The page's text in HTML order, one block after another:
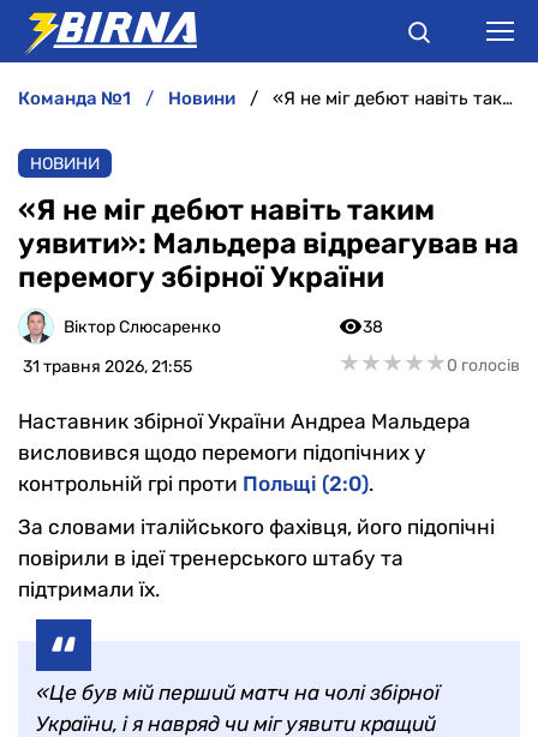
АНАЛІТИКА
ІНТЕРВ'Ю
РІЗНЕ
БУКМЕКЕРИ
команда №1 новини «Я не міг дебют навіть таким уявити»: Мальдера відреагував на перемогу збірної України
НОВИНИ
«Я не міг дебют навіть таким
уявити»: Мальдера відреагував на
перемогу збірної України
Віктор Слюсаренко
31 травня 2026, 21:55
38
★★★★★
★★★★★0 голосів
Наставник збірної України Андреа Мальдера
висловився щодо перемоги підопічних у
контрольній грі проти Польщі (2:0).
За словами італійського фахівця, його підопічні
повірили в ідеї тренерського штабу та
підтримали їх.
«Це був мій перший матч на чолі збірної
України, і я навряд чи міг уявити кращий